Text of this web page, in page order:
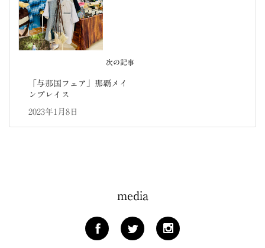
次の記事
「与那国フェア」那覇メイ
ンプレイス
2023年1月8日
media